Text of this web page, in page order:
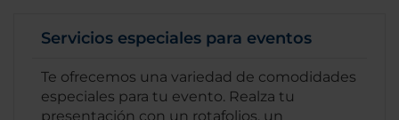
Servicios especiales para eventos
Te ofrecemos una variedad de comodidades
especiales para tu evento. Realza tu
presentación con un rotafolios, un